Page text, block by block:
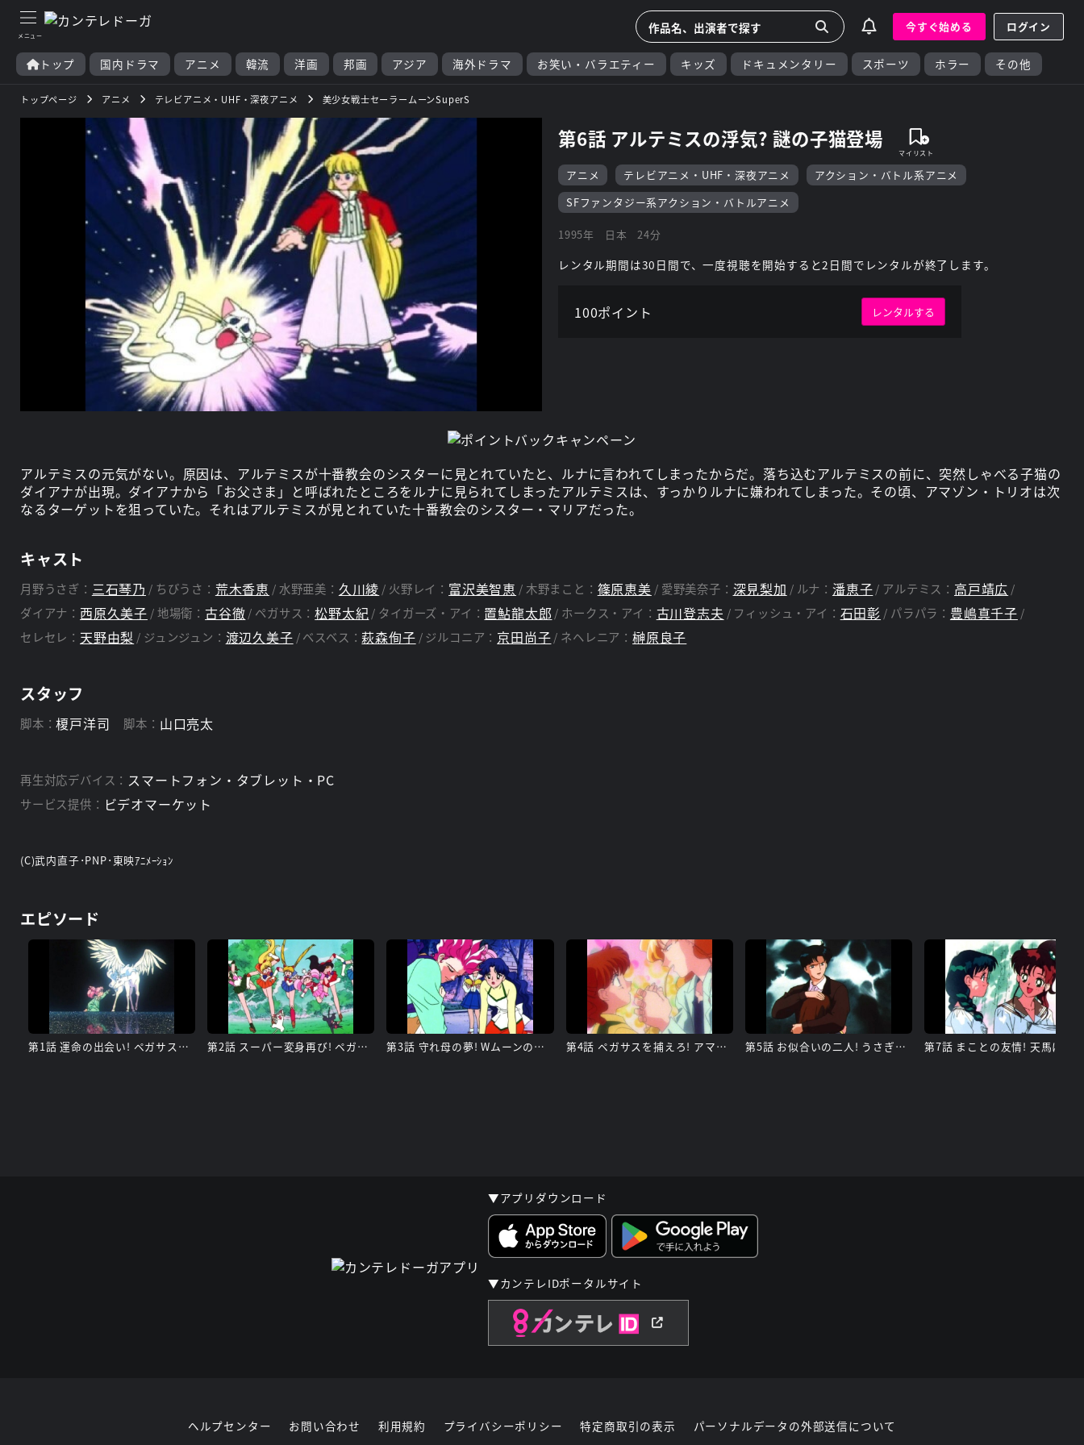
今すぐ始める ログイン
トップ 国内ドラマ アニメ 韓流 洋画 邦画 アジア 海外ドラマ お笑い・バラエティー キッズ ドキュメンタリー スポーツ ホラー その他
トップページ アニメ テレビアニメ・UHF・深夜アニメ 美少女戦士セーラームーンSuperS
第6話 アルテミスの浮気? 謎の子猫登場
アニメ テレビアニメ・UHF・深夜アニメ
アクション・バトル系アニメ
SFファンタジー系アクション・バトルアニメ
1995年 日本 24分
レンタル期間は30日間で、一度視聴を開始すると2日間でレンタルが終了します。
100ポイント レンタルする
アルテミスの元気がない。原因は、アルテミスが十番教会のシスターに見とれていたと、ルナに言われてしまったからだ。落ち込むアルテミスの前に、突然しゃべる子猫の
ダイアナが出現。ダイアナから「お父さま」と呼ばれたところをルナに見られてしまったアルテミスは、すっかりルナに嫌われてしまった。その頃、アマゾン・トリオは次
なるターゲットを狙っていた。それはアルテミスが見とれていた十番教会のシスター・マリアだった。
キャスト
月野うさぎ： 三石琴乃 ちびうさ： 荒木香恵 水野亜美： 久川綾 火野レイ： 富沢美智恵 木野まこと： 篠原恵美 愛野美奈子： 深見梨加 ルナ： 潘恵子 アルテミス： 高戸靖広
ダイアナ： 西原久美子 地場衛：古谷徹 ペガサス：松野太紀 タイガーズ・アイ： 置鮎龍太郎 ホークス・アイ： 古川登志夫 フィッシュ・アイ： 石田彰 パラパラ： 豊嶋真千子
セレセレ： 天野由梨 ジュンジュン： 渡辺久美子 ベスベス：萩森侚子 ジルコニア： 京田尚子 ネヘレニア：榊原良子
スタッフ
脚本：榎戸洋司 脚本： 山口亮太
再生対応デバイス： スマートフォン・タブレット・PC
サービス提供： ビデオマーケット
(C)武内直子･PNP･東映ｱﾆﾒｰｼｮﾝ
エピソード
第1話 運命の出会い! ペガサスの舞う夜 第2話 スーパー変身再び! ペガサスの力 第3話 守れ母の夢! Wムーンの新必殺技 第4話 ペガサスを捕えろ! アマゾンの罠 第5話 お似合いの二人! うさぎと衛の愛
▼アプリダウンロード
▼カンテレIDポータルサイト
ヘルプセンター お問い合わせ 利用規約 プライバシーポリシー 特定商取引の表示 パーソナルデータの外部送信について